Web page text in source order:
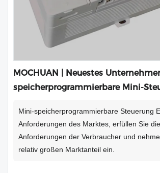
MOCHUAN | Neuestes
speicherprogrammierbare Mini-
Mini-speicherprogrammierbare Steuerung
Anforderungen des Marktes, erfüllen Sie die
Anforderungen der Verbraucher und
relativ großen Marktanteil ein.